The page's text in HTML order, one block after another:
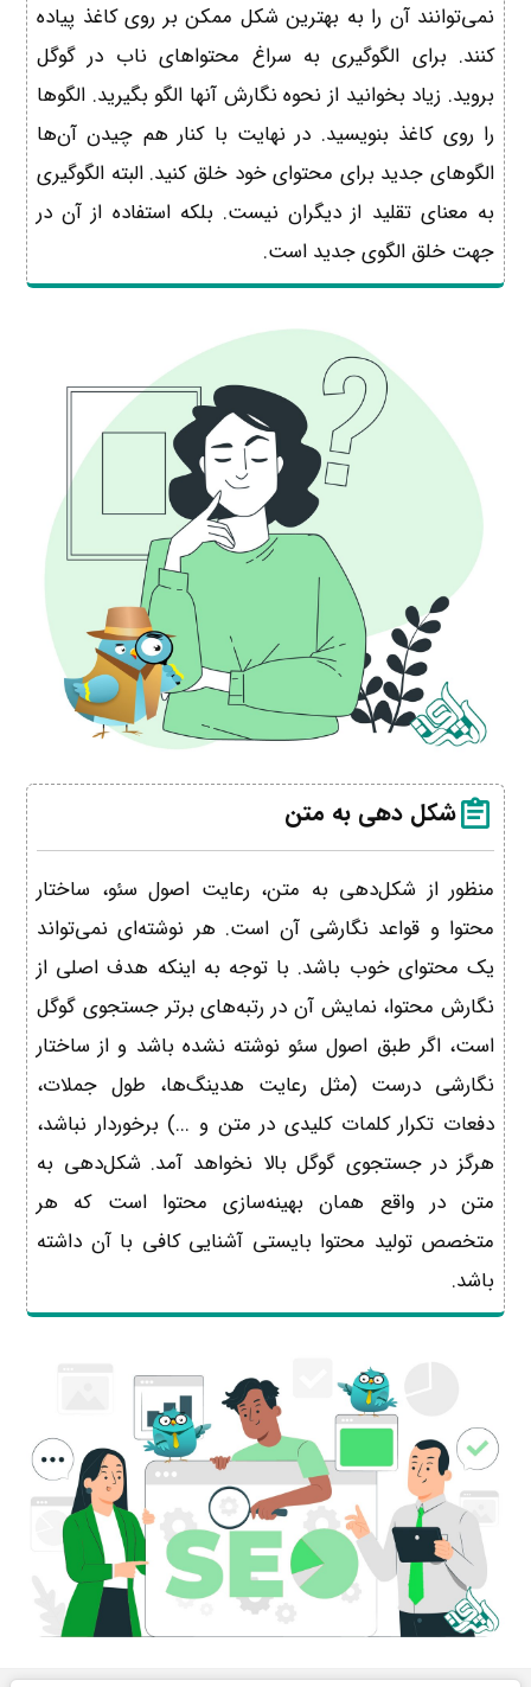
نمی‌توانند آن را به بهترین شکل ممکن بر روی کاغذ پیاده
کنند. برای الگوگیری به سراغ محتواهای ناب در گوگل
بروید. زیاد بخوانید از نحوه نگارش آنها الگو بگیرید. الگوها
را روی کاغذ بنویسید. در نهایت با کنار هم چیدن آن‌ها
الگوهای جدید برای محتوای خود خلق کنید. البته الگوگیری
به معنای تقلید از دیگران نیست. بلکه استفاده از آن در
جهت خلق الگوی جدید است.
شکل دهی به متن
منظور از شکل‌دهی به متن، رعایت اصول سئو، ساختار
محتوا و قواعد نگارشی آن است. هر نوشته‌ای نمی‌تواند
یک محتوای خوب باشد. با توجه به اینکه هدف اصلی از
نگارش محتوا، نمایش آن در رتبه‌های برتر جستجوی گوگل
است، اگر طبق اصول سئو نوشته نشده باشد و از ساختار
نگارشی درست (مثل رعایت هدینگ‌ها، طول جملات،
دفعات تکرار کلمات کلیدی در متن و ...) برخوردار نباشد،
هرگز در جستجوی گوگل بالا نخواهد آمد. شکل‌دهی به
متن در واقع همان بهینه‌سازی محتوا است که هر
متخصص تولید محتوا بایستی آشنایی کافی با آن داشته
باشد.